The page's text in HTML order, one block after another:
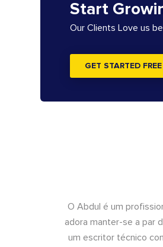
Start
Our Clients Love us
GET STARTED FREE
O Abdul é um
adora manter-se a par
um escritor técnico